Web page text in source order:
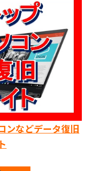
ンなどデータ復旧